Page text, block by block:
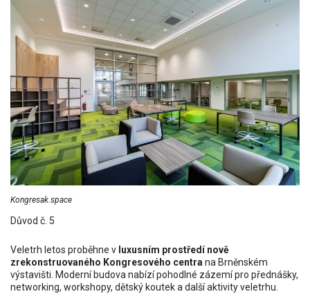
Kongresak.space
Důvod č. 5
Veletrh letos proběhne v luxusním prostředí nově
zrekonstruovaného Kongresového centrana Brněnském
výstavišti. Moderní budova nabízí pohodlné zázemí pro přednášky,
networking, workshopy, dětský koutek a další aktivity veletrhu.